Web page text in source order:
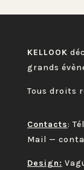
KELLOOK
grands
Tous droits
Contacts:
Mail —
Design: